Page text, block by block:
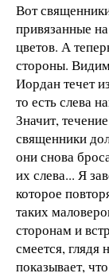
Вот
привязанные
цветов. А
стороны.
Иордан течет
то есть слева
Значит,
священники
они снова
их слева... Я
которое
таких
сторонам и
смеется, глядя
показывает,